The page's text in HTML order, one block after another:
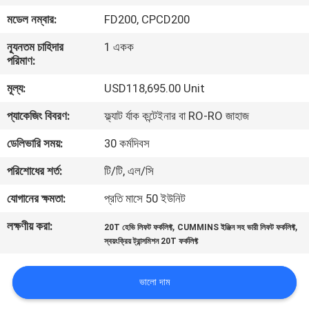
কারখানা
ভ্রমণ
মান
নিয়ন্ত্রণ
সাইট
ম্যাপ
PRIVACY
মডেল নম্বার:
FD200, CPCD200
ন্যূনতম চাহিদার
পরিমাণ:
1 একক
মূল্য:
USD118,695.00 Unit
প্যাকেজিং বিবরণ:
ফ্ল্যাট র্যাক কন্টেইনার বা RO-RO জাহাজ
ডেলিভারি সময়:
30 কর্মদিবস
পরিশোধের শর্ত:
টি/টি, এল/সি
যোগানের ক্ষমতা:
প্রতি মাসে 50 ইউনিট
লক্ষণীয় করা:
20T হেভি লিফট ফর্কলিফ্ট, CUMMINS ইঞ্জিন সহ ভারী লিফট ফর্কলিফ্ট,
স্বয়ংক্রিয় ট্রান্সমিশন 20T ফর্কলিফ্ট
ভালো দাম